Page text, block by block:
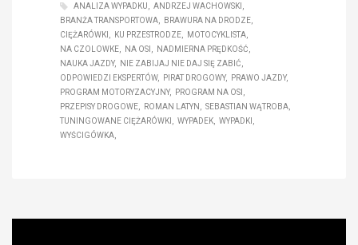
ANALIZA WYPADKU
ANDRZEJ WACHOWSKI
BRANŻA TRANSPORTOWA
BRAWURA NA DRODZE
CIĘŻARÓWKI
KU PRZESTRODZE
MOTOCYKLISTA
NA CZOLOWKE
NA OSI
NADMIERNA PRĘDKOŚĆ
NAUKA JAZDY
NIE ZABIJAJ NIE DAJ SIĘ ZABIĆ
ODPOWIEDZI EKSPERTÓW
PIRAT DROGOWY
PRAWO JAZDY
PROGRAM MOTORYZACYJNY
PROGRAM NA OSI
PRZEPISY DROGOWE
ROMAN LATYN
SEBASTIAN WĄTROBA
TUNINGOWANE CIĘŻARÓWKI
WYPADEK
WYPADKI
WYŚCIGÓWKA